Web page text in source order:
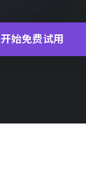
开始免费试用